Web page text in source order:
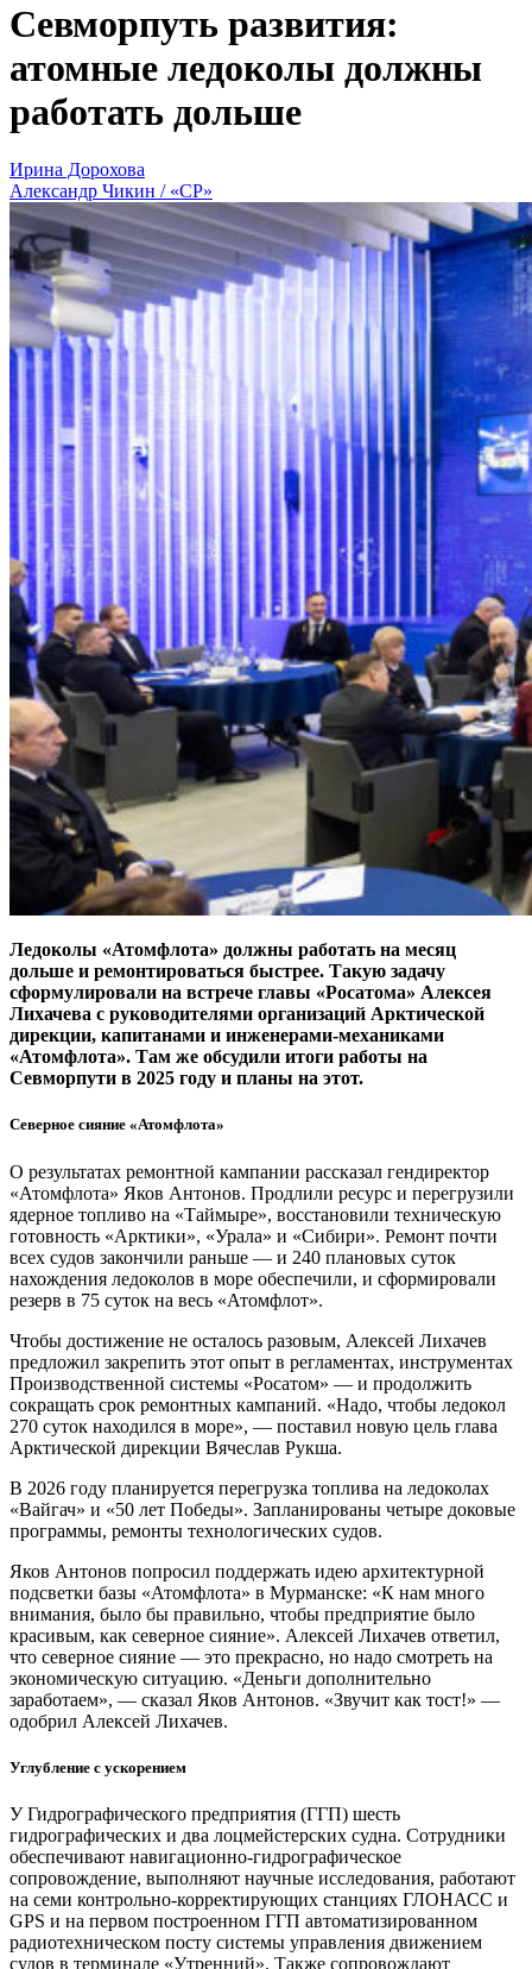
Севморпуть развития:
атомные ледоколы должны
работать дольше
Ирина Дорохова
Александр Чикин / «СР»
Ледоколы «Атомфлота» должны работать на месяц
дольше и ремонтироваться быстрее. Такую задачу
сформулировали на встрече главы «Росатома» Алексея
Лихачева с руководителями организаций Арктической
дирекции, капитанами и инженерами-механиками
«Атомфлота». Там же обсудили итоги работы на
Севморпути в 2025 году и планы на этот.
Северное сияние «Атомфлота»
О результатах ремонтной кампании рассказал гендиректор
«Атомфлота» Яков Антонов. Продлили ресурс и перегрузили
ядерное топливо на «Таймыре», восстановили техническую
готовность «Арктики», «Урала» и «Сибири». Ремонт почти
всех судов закончили раньше — и 240 плановых суток
нахождения ледоколов в море обеспечили, и сформировали
резерв в 75 суток на весь «Атомфлот».
Чтобы достижение не осталось разовым, Алексей Лихачев
предложил закрепить этот опыт в регламентах, инструментах
Производственной системы «Росатом» — и продолжить
сокращать срок ремонтных кампаний. «Надо, чтобы ледокол
270 суток находился в море», — поставил новую цель глава
Арктической дирекции Вячеслав Рукша.
В 2026 году планируется перегрузка топлива на ледоколах
«Вайгач» и «50 лет Победы». Запланированы четыре доковые
программы, ремонты технологических судов.
Яков Антонов попросил поддержать идею архитектурной
подсветки базы «Атомфлота» в Мурманске: «К нам много
внимания, было бы правильно, чтобы предприятие было
красивым, как северное сияние». Алексей Лихачев ответил,
что северное сияние — это прекрасно, но надо смотреть на
экономическую ситуацию. «Деньги дополнительно
заработаем», — сказал Яков Антонов. «Звучит как тост!» —
одобрил Алексей Лихачев.
Углубление с ускорением
У Гидрографического предприятия (ГГП) шесть
гидрографических и два лоцмейстерских судна. Сотрудники
обеспечивают навигационно-гидрографическое
сопровождение, выполняют научные исследования, работают
на семи контрольно-корректирующих станциях ГЛОНАСС и
GPS и на первом построенном ГГП автоматизированном
радиотехническом посту системы управления движением
судов в терминале «Утренний». Также сопровождают